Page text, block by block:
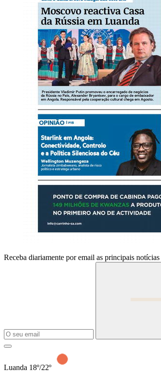
Receba diariamente por email as principais
Luanda 18º/22º